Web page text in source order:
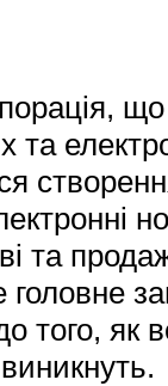
та
та
того,